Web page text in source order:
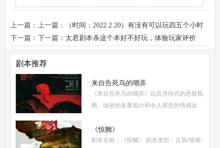
上一篇：上一篇：
（时间：2022.2.20）有没有可以玩四五个小时
的微恐本推荐？
下一篇：下一篇： 太君剧本杀这个本好不好玩，体验玩家评价
剧本推荐
来自告死鸟的嘲弄
《来自告死鸟的嘲弄》以其哥特式的悬疑氛
围、缜密的多重诡计和令人屏息的情感反
单。本指南将从线索流程梳理、角色任务解
析、核心诡计拆
《惊阙》
剧本名称：《惊阙》 剧本类型：古风/情感/